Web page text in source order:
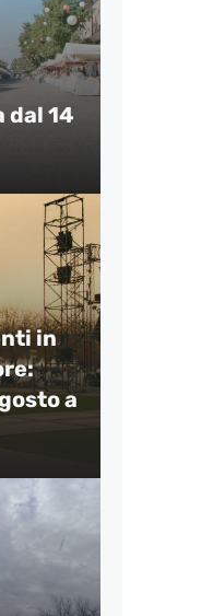
dal 14
in
a